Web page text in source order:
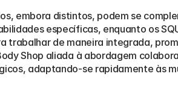
embora distintos, podem se
específicas, enquanto os
trabalhar de maneira integrada,
Shop aliada à abordagem
adaptando-se rapidamente às